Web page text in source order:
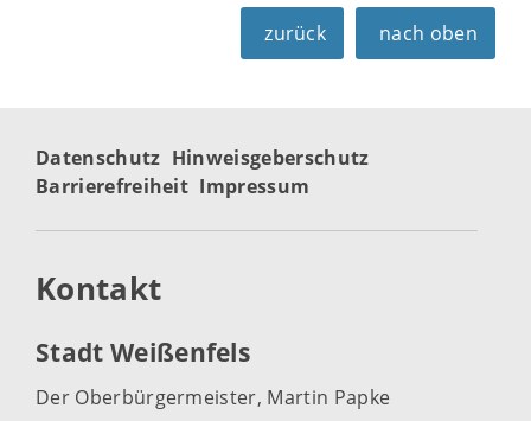
zurück nach oben
Datenschutz Hinweisgeberschutz
Barrierefreiheit Impressum
Kontakt
Stadt Weißenfels
Der Oberbürgermeister, Martin Papke